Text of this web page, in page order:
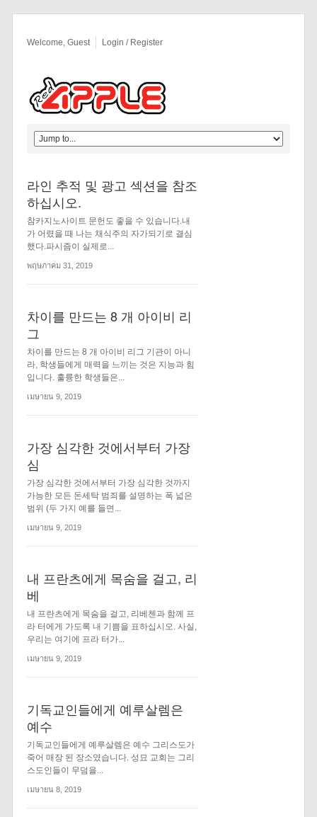
Welcome, Guest Login / Register
라인 추적 및 광고 섹션을 참조
하십시오.
참카지노사이트 문헌도 좋을 수 있습니다.내
가 어렸을 때 나는 채식주의 자가되기로 결심
했다.파시즘이 실제로...
พฤษภาคม 31, 2019
차이를 만드는 8 개 아이비 리
그
차이를 만드는 8 개 아이비 리그 기관이 아니
라, 학생들에게 매력을 느끼는 것은 지능과 힘
입니다. 훌륭한 학생들은...
เมษายน 9, 2019
가장 심각한 것에서부터 가장
심
가장 심각한 것에서부터 가장 심각한 것까지
가능한 모든 돈세탁 범죄를 설명하는 폭 넓은
범위 (두 가지 예를 들면...
เมษายน 9, 2019
내 프란츠에게 목숨을 걸고, 리
베
내 프란츠에게 목숨을 걸고, 리베첸과 함께 프
라 터에게 가도록 내 기쁨을 표하십시오. 사실,
우리는 여기에 프라 터가...
เมษายน 9, 2019
기독교인들에게 예루살렘은
예수
기독교인들에게 예루살렘은 예수 그리스도가
죽어 매장 된 장소였습니다. 성묘 교회는 그리
스도인들이 무덤을...
เมษายน 8, 2019